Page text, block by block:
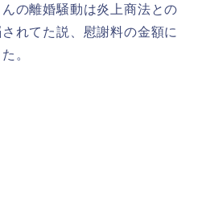
の離婚騒動は炎上商法との
れてた説、慰謝料の金額に
。